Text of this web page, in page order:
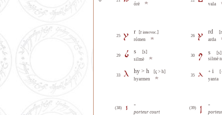
órë
vala
25
r [r intervoc.]
rómen
26
rd
arda
29
s
[s]
silmë
30 s
[s]
silmë
33
hy > h
[ç > h]
hyarmen
35
+ i [
yanta
(38)
-
porteur court
(39)
-